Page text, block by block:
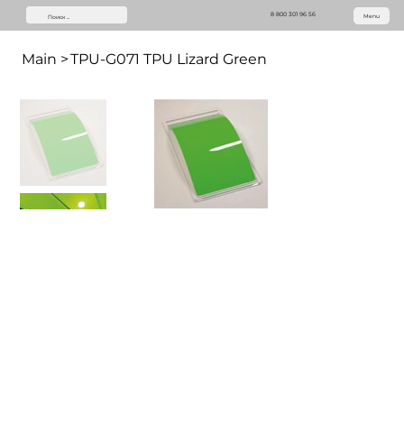
8 800 301 96 56 Menu
Main >TPU-G071 TPU Lizard Green